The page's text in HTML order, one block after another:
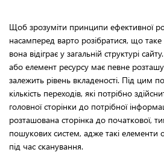
Щоб зрозуміти принципи ефективної
насамперед варто розібратися, що таке
вона відіграє у загальній структурі
або елемент ресурсу має певне
залежить рівень вкладеності. Під цим
кількість переходів, які потрібно
головної сторінки до потрібної
розташована сторінка до початкової,
пошукових систем, адже такі елементи
під час сканування.